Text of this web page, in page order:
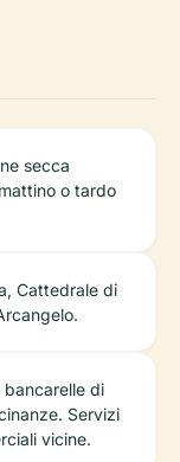
secca
o tardo
Cattedrale di
bancarelle di
Servizi
vicine.